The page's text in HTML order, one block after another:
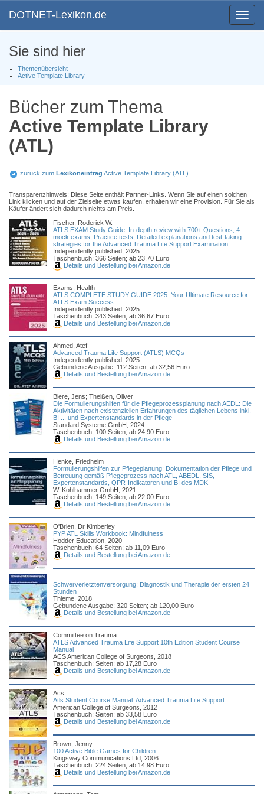
Toggle
DOTNET-Lexikon.de
Sie sind hier
Themenübersicht
Active Template Library
Bücher zum Thema
Active Template Library
(ATL)
zurück zum Lexikoneintrag Active Template Library (ATL)
Transparenzhinweis: Diese Seite enthält Partner-Links. Wenn Sie auf einen solchen
Link klicken und auf der Zielseite etwas kaufen, erhalten wir eine Provision. Für Sie als
Käufer ändert sich dadurch nichts am Preis.
Fischer, Roderick W.
ATLS EXAM Study Guide: In-depth review with 700+ Questions, 4
mock exams, Practice tests, Detailed explanations and test-taking
strategies for the Advanced Trauma Life Support Examination
Independently published, 2025
Taschenbuch; 366 Seiten; ab 23,70 Euro
Details und Bestellung bei Amazon.de
Exams, Health
ATLS COMPLETE STUDY GUIDE 2025: Your Ultimate Resource for
ATLS Exam Success
Independently published, 2025
Taschenbuch; 343 Seiten; ab 36,67 Euro
Details und Bestellung bei Amazon.de
Ahmed, Atef
Advanced Trauma Life Support (ATLS) MCQs
Independently published, 2025
Gebundene Ausgabe; 112 Seiten; ab 32,56 Euro
Details und Bestellung bei Amazon.de
Biere, Jens; Theißen, Oliver
Die Formulierungshilfen für die Pflegeprozessplanung nach AEDL: Die
Aktivitäten nach existenziellen Erfahrungen des täglichen Lebens inkl.
BI ... und Expertenstandards in der Pflege
Standard Systeme GmbH, 2024
Taschenbuch; 100 Seiten; ab 24,90 Euro
Details und Bestellung bei Amazon.de
Henke, Friedhelm
Formulierungshilfen zur Pflegeplanung: Dokumentation der Pflege und
Betreuung gemäß Pflegeprozess nach ATL, ABEDL, SIS,
Expertenstandards, QPR-Indikatoren und BI des MDK
W. Kohlhammer GmbH, 2021
Taschenbuch; 149 Seiten; ab 22,00 Euro
Details und Bestellung bei Amazon.de
O'Brien, Dr Kimberley
PYP ATL Skills Workbook: Mindfulness
Hodder Education, 2020
Taschenbuch; 64 Seiten; ab 11,09 Euro
Details und Bestellung bei Amazon.de
Schwerverletztenversorgung: Diagnostik und Therapie der ersten 24
Stunden
Thieme, 2018
Gebundene Ausgabe; 320 Seiten; ab 120,00 Euro
Details und Bestellung bei Amazon.de
Committee on Trauma
ATLS Advanced Trauma Life Support 10th Edition Student Course
Manual
ACS American College of Surgeons, 2018
Taschenbuch; Seiten; ab 17,28 Euro
Details und Bestellung bei Amazon.de
Acs
Atls Student Course Manual: Advanced Trauma Life Support
American College of Surgeons, 2012
Taschenbuch; Seiten; ab 33,58 Euro
Details und Bestellung bei Amazon.de
Brown, Jenny
100 Active Bible Games for Children
Kingsway Communications Ltd, 2006
Taschenbuch; 224 Seiten; ab 14,98 Euro
Details und Bestellung bei Amazon.de